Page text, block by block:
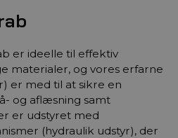
er ideelle til effektiv
materialer, og vores erfarne
er med til at sikre en
og aflæsning samt
er udstyret med
(hydraulik udstyr), der